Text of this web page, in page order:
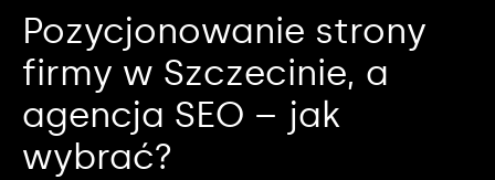
Pozycjonowanie strony
firmy w Szczecinie, a
agencja SEO – jak
wybrać?